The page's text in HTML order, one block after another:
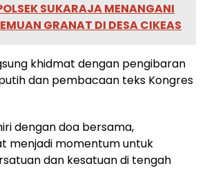
SUKARAJA MENANGANI
GRANAT DI DESA CIKEAS
khidmat dengan pengibaran
dan pembacaan teks Kongres
dengan doa bersama,
menjadi momentum untuk
dan kesatuan di tengah